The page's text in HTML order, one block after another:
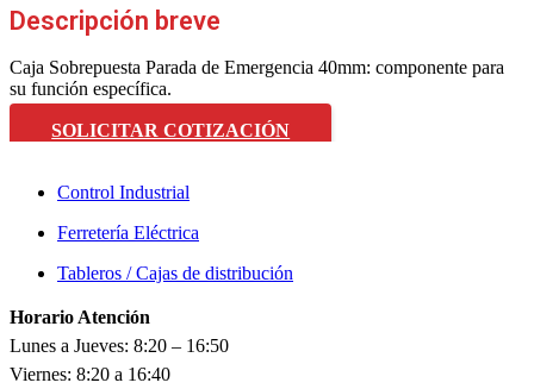
Descripción breve
Caja Sobrepuesta Parada de Emergencia 40mm: componente para
su función específica.
SOLICITAR COTIZACIÓN
Control Industrial
Ferretería Eléctrica
Tableros / Cajas de distribución
Horario Atención
Lunes a Jueves: 8:20 – 16:50
Viernes: 8:20 a 16:40